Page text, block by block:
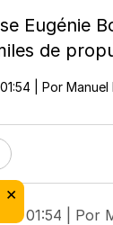
Eugénie
de
| Por Manuel
- 01:54 | Por